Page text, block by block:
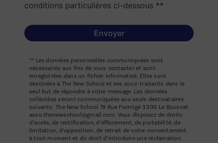
conditions particulières ci-dessous **
Envoyer
** Les données personnelles communiquées sont
nécessaires aux fins de vous contacter et sont
enregistrées dans un fichier informatisé. Elles sont
destinées à The New School et ses sous-traitants dans le
seul but de répondre à votre message. Les données
collectées seront communiquées aux seuls destinataires
suivants: The New School 19 Rue Formigé 33110 Le Bouscat
asso.thenewschool@gmail.com. Vous disposez de droits
d’accès, de rectification, d’effacement, de portabilité, de
limitation, d’opposition, de retrait de votre consentement
à tout moment et du droit d’introduire une réclamation